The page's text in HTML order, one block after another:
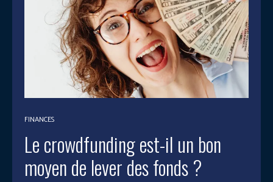
FINANCES
Le crowdfunding est-il un bon
moyen de lever des fonds ?